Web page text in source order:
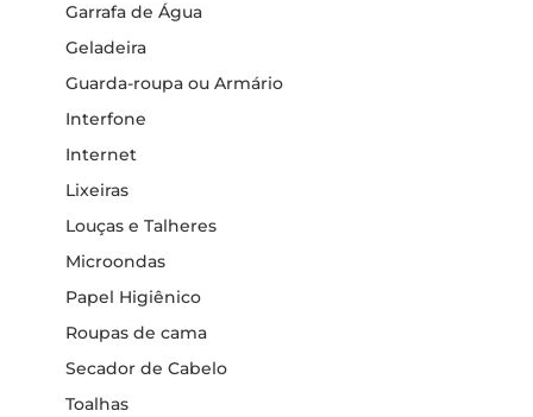
Garrafa de Água
Geladeira
Guarda-roupa ou Armário
Interfone
Internet
Lixeiras
Louças e Talheres
Microondas
Papel Higiênico
Roupas de cama
Secador de Cabelo
Toalhas